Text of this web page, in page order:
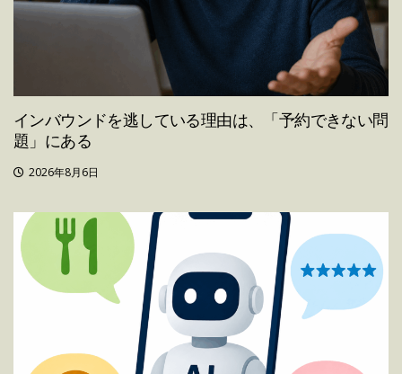
インバウンドを逃している理由は、「予約できない問
題」にある
2026年8月6日